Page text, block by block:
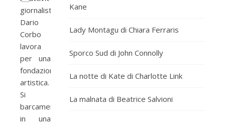
giornalistica
Dario
Corbo
lavora
per una
fondazione
artistica.
Si
barcamena
in una
Kane
Lady Montagu di Chiara Ferraris
Sporco Sud di John Connolly
La notte di Kate di Charlotte Link
La malnata di Beatrice Salvioni